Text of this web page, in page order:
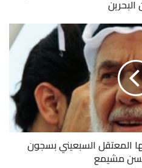
المعتقل السبعيني بسجون
مشيمع